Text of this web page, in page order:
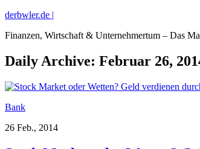
derbwler.de |
Finanzen, Wirtschaft & Unternehmertum – Das
Daily Archive: Februar 26,
Bank
26 Feb., 2014